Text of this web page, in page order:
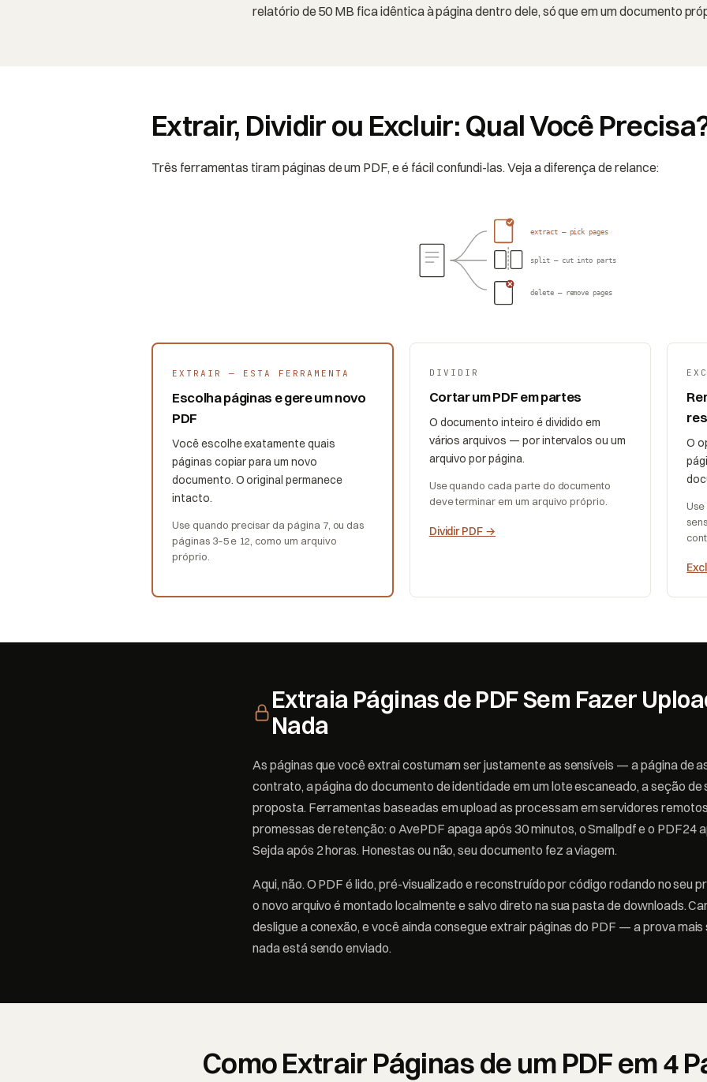
relatório de 50 MB fica idêntica à página dentro dele, só que em um documento
Extrair, Dividir ou Excluir: Qual Você
Três ferramentas tiram páginas de um PDF, e é fácil confundi-las. Veja a diferença de relance:
extract — pick pages
split — cut into parts
delete — remove pages
EXTRAIR — ESTA FERRAMENTA
Escolha páginas e gere um novo
PDF
Você escolhe exatamente quais
páginas copiar para um novo
documento. O original permanece
intacto.
Use quando precisar da página 7, ou das
páginas 3–5 e 12, como um arquivo
próprio.
DIVIDIR
Cortar um PDF em partes
O documento inteiro é dividido em
vários arquivos — por intervalos ou um
arquivo por página.
Use quando cada parte do documento
deve terminar em um arquivo próprio.
Dividir PDF →
O
Extraia Páginas de PDF Sem Fazer
Nada
As páginas que você extrai costumam ser justamente as sensíveis — a página de
contrato, a página do documento de identidade em um lote escaneado, a seção de
proposta. Ferramentas baseadas em upload as processam em servidores
promessas de retenção: o AvePDF apaga após 30 minutos, o Smallpdf e o PDF24
Sejda após 2 horas. Honestas ou não, seu documento fez a viagem.
Aqui, não. O PDF é lido, pré-visualizado e reconstruído por código rodando no seu
o novo arquivo é montado localmente e salvo direto na sua pasta de downloads.
desligue a conexão, e você ainda consegue extrair páginas do PDF — a prova mais
nada está sendo enviado.
Como Extrair Páginas de um PDF em 4